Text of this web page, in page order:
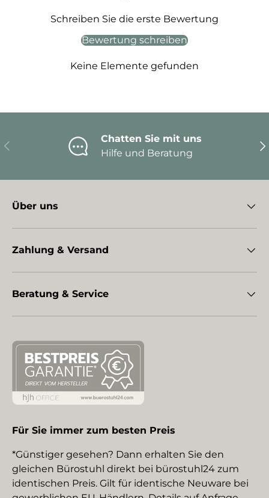
Schreiben Sie die erste Bewertung
Bewertung schreiben
Keine Elemente gefunden
Vorherige
Chatten Sie mit uns
Hilfe und Beratung
Über uns
Zahlung & Versand
Beratung & Service
Für Sie immer zum besten Preis
*Günstiger gesehen? Dann erhalten Sie den
gleichen Bürostuhl direkt bei bürostuhl24 zum
identischen Preis. Gilt für identische Neuware bei